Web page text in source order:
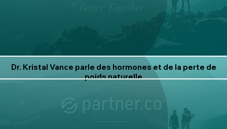
Dr. Kristal Vance parle des hormones et de la perte de
poids naturelle